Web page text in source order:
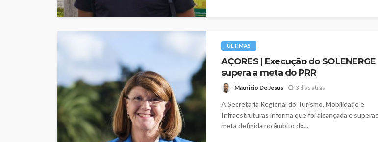
ÚLTIMAS
AÇORES | Execução do SOLENERGE
supera a meta do PRR
Mauricio De Jesus 3 dias atrás
A Secretaria Regional do Turismo, Mobilidade e
Infraestruturas informa que foi alcançada e
meta definida no âmbito do...